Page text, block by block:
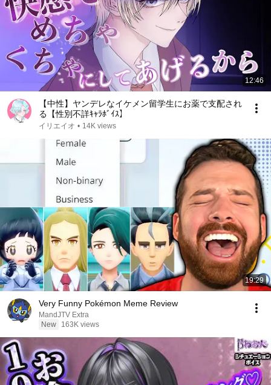
12:46
【中性】ヤンデレなイケメン留学生にお薬で支配され
る【性別不詳ｷｬﾗﾎﾞｲｽ】
イリエイオ • 14K views
19:29
Very Funny Pokémon Meme Review
MandJTV Extra
New
163K views